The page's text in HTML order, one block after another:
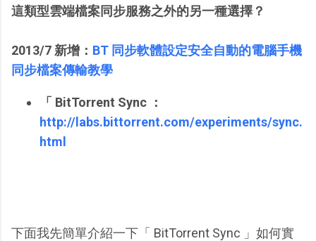
這類型雲端檔案同步服務之外的另一種選擇？
2013/7 新增： BT 同步軟體設定安全自動的電腦手機
同步檔案傳輸教學
「 BitTorrent Sync ：
http://labs.bittorrent.com/experiments/sync.
html
下面我先簡單介紹一下「 BitTorrent Sync 」如何實